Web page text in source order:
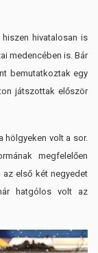
hivatalosan is
medencében is. Bár
bemutatkoztak egy
játszottak először
hölgyeken volt a sor.
megfelelően
az első két negyedet
hatgólos volt az